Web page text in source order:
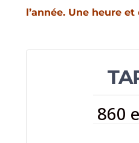
l’année. Une heure
860